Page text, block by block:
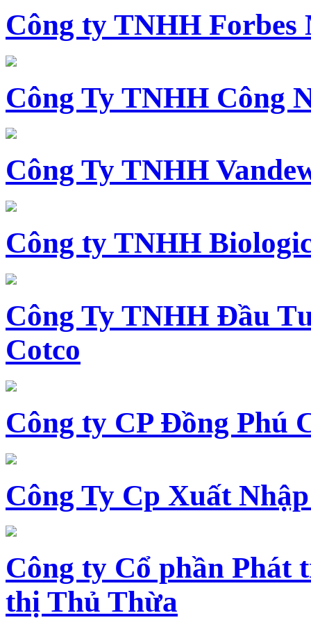
Công ty TNHH
Công Ty TNHH Công
Công Ty TNHH
Công ty TNHH
Công Ty TNHH Đầu
Cotco
Công ty CP Đồng Phú
Công Ty Cp Xuất
Công ty Cổ phần Phát
thị Thủ Thừa